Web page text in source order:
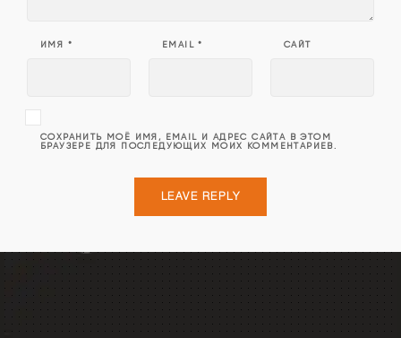
ИМЯ * EMAIL* САЙТ
СОХРАНИТЬ МОЁ ИМЯ, EMAIL И АДРЕС САЙТА В ЭТОМ
БРАУЗЕРЕ ДЛЯ ПОСЛЕДУЮЩИХ МОИХ КОММЕНТАРИЕВ.